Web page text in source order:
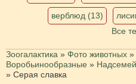
верблюд (13)
Все
Зоогалактика » Фото животных »
Воробьинообразные »
» Серая славка